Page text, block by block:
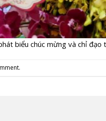
biểu chúc mừng và chỉ
.